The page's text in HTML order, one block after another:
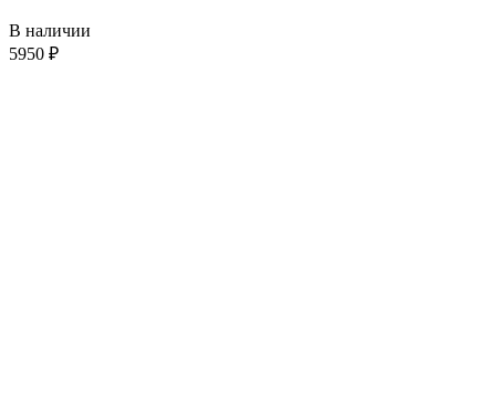
В наличии
5950 ₽